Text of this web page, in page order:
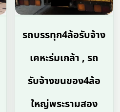
รถบรรทุก4ล้อรับจ้าง
เคหะร่มเกล้า , รถ
รับจ้างขนของ4ล้อ
ใหญ่พระรามสอง